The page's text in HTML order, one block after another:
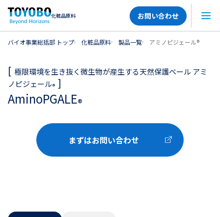
化粧品原料 お問い合わせ
メ
バイオ事業総括部 トップ 化粧品原料 製品一覧 アミノピジェール®
極限環境を生き抜く微生物が産生する天然保護ベール アミ
ノピジェール®
AminoPGALE®
まずはお問い合わせ